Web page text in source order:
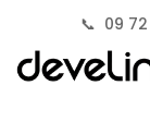
📞 09